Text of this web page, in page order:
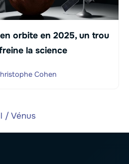
orbite en 2025, un trou
la science
Cohen
/ Vénus